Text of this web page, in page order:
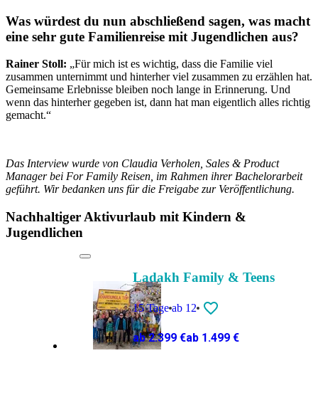
Was würdest du nun abschließend sagen, was macht
eine sehr gute Familienreise mit Jugendlichen aus?
Rainer Stoll: „Für mich ist es wichtig, dass die Familie viel
zusammen unternimmt und hinterher viel zusammen zu erzählen hat.
Gemeinsame Erlebnisse bleiben noch lange in Erinnerung. Und
wenn das hinterher gegeben ist, dann hat man eigentlich alles richtig
gemacht.“
Das Interview wurde von Claudia Verholen, Sales & Product
Manager bei For Family Reisen, im Rahmen ihrer Bachelorarbeit
geführt. Wir bedanken uns für die Freigabe zur Veröffentlichung.
Nachhaltiger Aktivurlaub mit Kindern &
Jugendlichen
Ladakh Family & Teens
15 Tage ab 12
ab 2.399 €ab 1.499 €